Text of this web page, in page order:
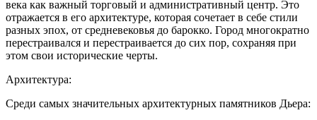
века как важный торговый и административный центр. Это
отражается в его архитектуре, которая сочетает в себе стили
разных эпох, от средневековья до барокко. Город многократно
перестраивался и перестраивается до сих пор, сохраняя при
этом свои исторические черты.
Архитектура:
Среди самых значительных архитектурных памятников Дьера: